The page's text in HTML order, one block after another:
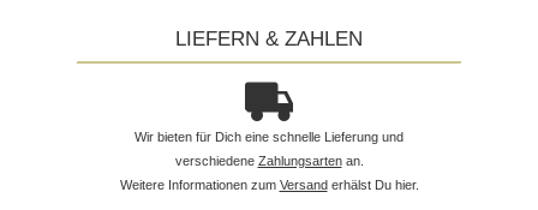
LIEFERN & ZAHLEN
Wir bieten für Dich eine schnelle Lieferung und
verschiedene Zahlungsartenan.
Weitere Informationen zum Versanderhälst Du hier.